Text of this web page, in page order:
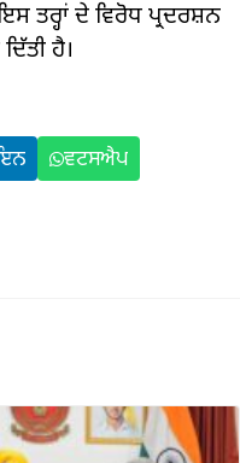
ਤਰ੍ਹਾਂ ਦੇ ਵਿਰੋਧ ਪ੍ਰਦਰਸ਼ਨ
ਹੈ।
ਵਟਸਐਪ